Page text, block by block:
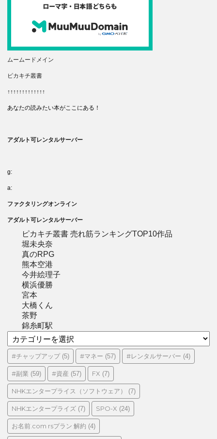
ムームードメイン
ピカキチ叢書
↑↑↑↑↑↑↑↑↑↑↑↑↑
あなたの読みたい本がここにある！
アダルト可レンタルサーバー
g:
a:
ファクタリングオンライン
アダルト可レンタルサーバー
ピカキチ叢書 売れ筋ランキングTOP10作品
堀未央奈
真のRPG
熊本空港
今井絵理子
横浜優勝
宮本
大橋くん
茶野
錦糸町駅
テ
ゴ
リ
ー
#チャップアップ(5) #マネー (57) #レンタルサーバー (4)
#副業 (59) #資産 (57) FX (7)
NHKエンタープライス（ソフトウェア） (7)
NHKエンタープライズ (7) SPO-X (24)
お名前.com rsプラン 解約 (4)